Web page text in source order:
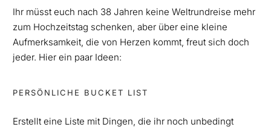
Ihr müsst euch nach 38 Jahren keine Weltrundreise mehr
zum Hochzeitstag schenken, aber über eine kleine
Aufmerksamkeit, die von Herzen kommt, freut sich doch
jeder. Hier ein paar Ideen:
PERSÖNLICHE BUCKET LIST
Erstellt eine Liste mit Dingen, die ihr noch unbedingt